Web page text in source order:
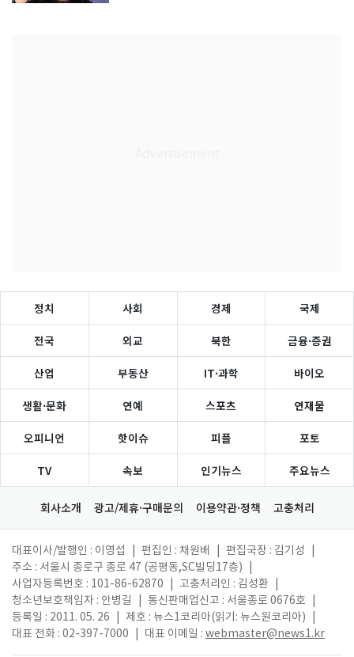
정치 사회 경제 국제
전국 외교 북한 금융·증권
산업 부동산 IT·과학 바이오
생활·문화 연예 스포츠 연재물
오피니언 핫이슈 피플 포토
TV 속보 인기뉴스 주요뉴스
회사소개 광고/제휴·구매문의 이용약관·정책 고충처리
대표이사/발행인 : 이영섭 편집인 : 채원배 편집국장 : 김기성
주소 : 서울시 종로구 종로 47 (공평동,SC빌딩17층)
사업자등록번호 : 101-86-62870
고충처리인 : 김성환
청소년보호책임자 : 안병길
통신판매업신고 : 서울종로 0676호
등록일 : 2011. 05. 26
제호 : 뉴스1코리아(읽기: 뉴스원코리아)
대표 전화 : 02-397-7000
대표 이메일 : webmaster@news1.kr